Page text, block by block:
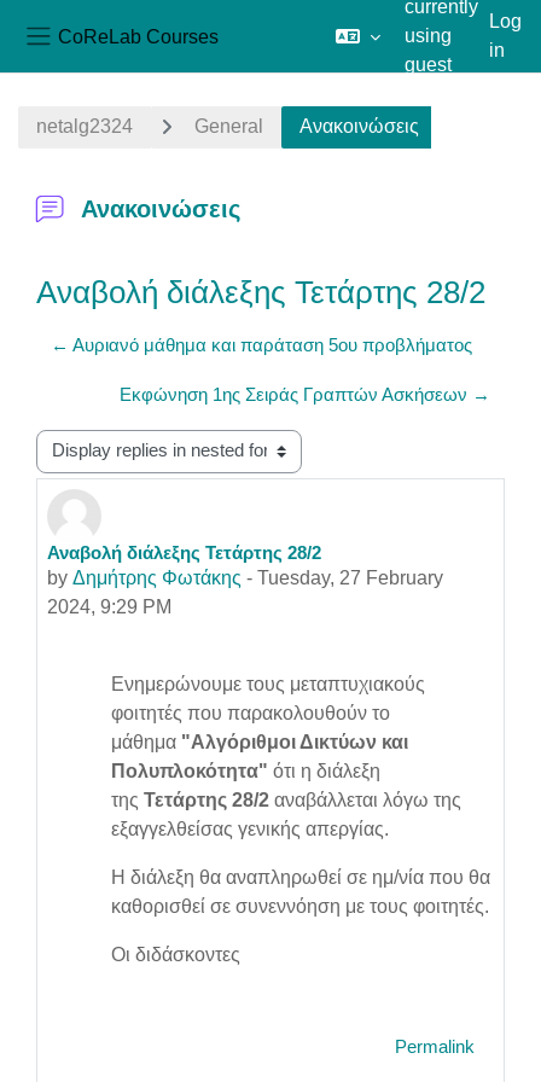
CoReLab Courses
currently
using
guest
Log
in
netalg2324 General Ανακοινώσεις
Ανακοινώσεις
Αναβολή διάλεξης Τετάρτης 28/2
← Aυριανό μάθημα και παράταση 5ου προβλήματος
Εκφώνηση 1ης Σειράς Γραπτών Ασκήσεων →
Display mode
Αναβολή διάλεξης Τετάρτης 28/2
by Δημήτρης Φωτάκης - Tuesday, 27 February
2024, 9:29 PM
Number of replies: 0
Ενημερώνουμε τους μεταπτυχιακούς
φοιτητές που παρακολουθούν το
μάθημα "Αλγόριθμοι Δικτύων και
Πολυπλοκότητα" ότι η διάλεξη
της Τετάρτης 28/2 αναβάλλεται λόγω της
εξαγγελθείσας γενικής απεργίας.
Η διάλεξη θα αναπληρωθεί σε ημ/νία που θα
καθορισθεί σε συνεννόηση με τους φοιτητές.
Οι διδάσκοντες
Permalink